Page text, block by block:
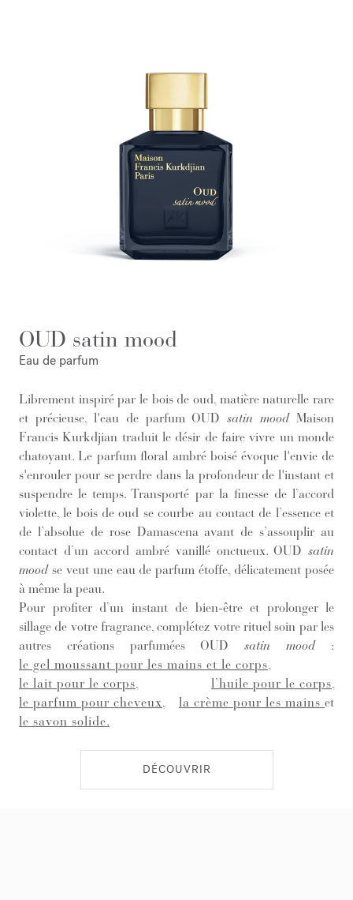
OUD satin mood
Eau de parfum
Librement inspiré par le bois de oud, matière naturelle rare
et précieuse, l'eau de parfum OUDsatin moodMaison
Francis Kurkdjian traduit le désir de faire vivre un monde
chatoyant. Le parfum floral ambré boisé évoque l'envie de
s'enrouler pour se perdre dans la profondeur de l'instant et
suspendre le temps. Transporté par la finesse de l’accord
violette, le bois de oud se courbe au contact de l’essence et
de l’absolue de rose Damascena avant de s’assouplir au
contact d’un accord ambré vanillé onctueux. OUD satin
moodse veut une eau de parfum étoffe, délicatement posée
à même la peau.
Pour profiter d’un instant de bien-être et prolonger le
sillage de votre fragrance, complétez votre rituel soin par les
autres créations parfumées OUDsatin mood:
le gel moussant pour les mains et le corps
le lait pour le corps
l’huile pour le corps
le parfum pour cheveux
la crème pour les mains et
le savon solide.
DÉCOUVRIR